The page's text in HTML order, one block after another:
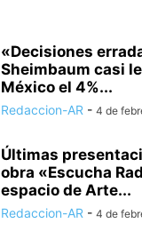
«Decisiones
Sheimbaum casi
México el 4%...
Redaccion-AR - 4 de
Últimas
obra «Escucha
espacio de Arte...
Redaccion-AR - 4 de